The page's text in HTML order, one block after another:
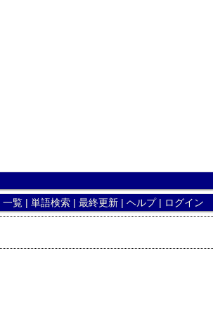
一覧| 単語検索| 最終更新| ヘルプ| ログイン